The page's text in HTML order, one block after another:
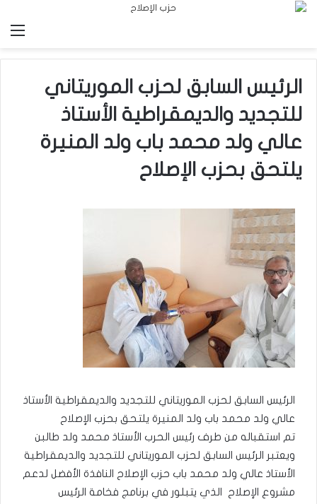
الرئيس السابق لحزب الموريتاني
للتجديد والديمقراطية الأستاذ
عالي ولد محمد باب ولد المنيرة
يلتحق بحزب الإصلاح
الرئيس السابق لحزب الموريتاني للتجديد والديمقراطية الأستاذ
عالي ولد محمد باب ولد المنيرة يلتحق بحزب الإصلاح
تم استقباله من طرف رئيس الحرب الأستاذ محمد ولد طالبن
ويعتبر الرئيس السابق لحزب الموريتاني للتجديد والديمقراطية
الأستاذ عالي ولد محمد باب حزب الإصلاح النافذة الأفضل لدعم
مشروع الإصلاح الذي يتبلور في برنامج فخامة الرئيس